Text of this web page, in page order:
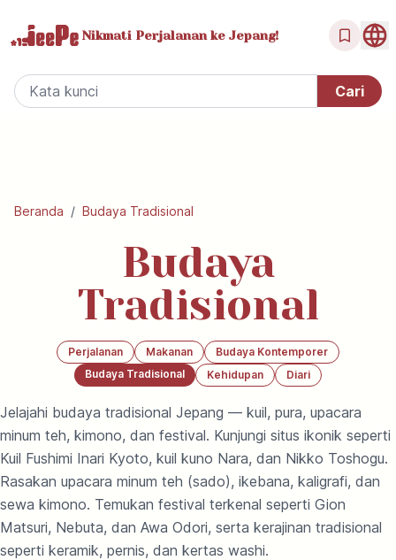
Nikmati Perjalanan ke Jepang!
Beranda / Budaya Tradisional
Budaya
Tradisional
Perjalanan Makanan
Budaya Kontemporer
Budaya Tradisional
Kehidupan Diari
Jelajahi budaya tradisional Jepang — kuil, pura, upacara
minum teh, kimono, dan festival. Kunjungi situs ikonik seperti
Kuil Fushimi Inari Kyoto, kuil kuno Nara, dan Nikko Toshogu.
Rasakan upacara minum teh (sado), ikebana, kaligrafi, dan
sewa kimono. Temukan festival terkenal seperti Gion
Matsuri, Nebuta, dan Awa Odori, serta kerajinan tradisional
seperti keramik, pernis, dan kertas washi.